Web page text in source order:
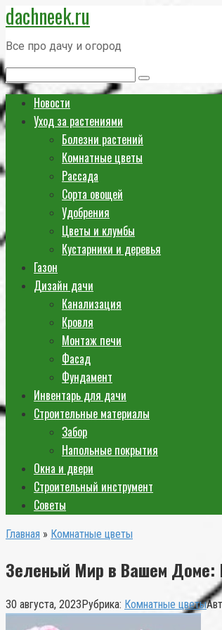
Перейти
к
контенту
dachneek.ru
Все про дачу и огород
Поиск:
Новости
Уход за растениями
Болезни растений
Комнатные цветы
Рассада
Сорта овощей
Удобрения
Цветы и клумбы
Кустарники и деревья
Газон
Дизайн дачи
Канализация
Кровля
Монтаж печи
Фасад
Фундамент
Инвентарь для дачи
Строительные материалы
Забор
Напольные покрытия
Окна и двери
Строительный инструмент
Советы
Главная » Комнатные цветы
Зеленый Мир в Вашем Доме:
30 августа, 2023Рубрика: Комнатные цветы